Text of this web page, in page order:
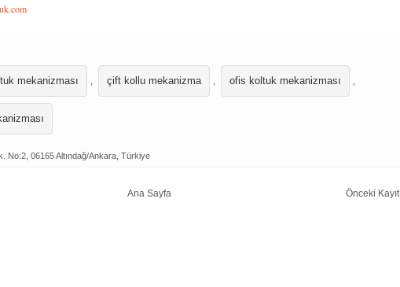
mekanizması çift kollu mekanizma ofis koltuk mekanizması
No:2, 06165 Altındağ/Ankara, Türkiye
Önceki Kayıt
Ana Sayfa